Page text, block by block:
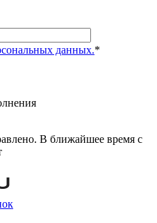
данных.*
В ближайшее время с